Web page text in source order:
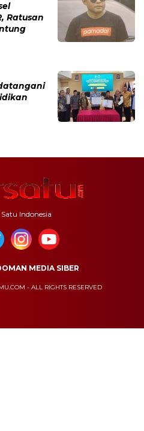
Ratusan
Indonesia
MEDIA SIBER
- ALL RIGHTS RESERVED